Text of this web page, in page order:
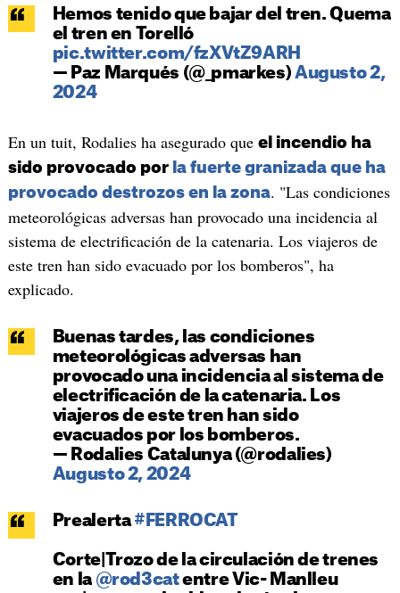
Hemos tenido que bajar del tren. Quema
el tren en Torelló
pic.twitter.com/fzXVtZ9ARH
— Paz Marqués (@_pmarkes) Augusto 2,
2024
En un tuit, Rodalies ha asegurado que el incendio ha
sido provocado por la fuerte granizada que ha
provocado destrozos en la zona. "Las condiciones
meteorológicas adversas han provocado una incidencia al
sistema de electrificación de la catenaria. Los viajeros de
este tren han sido evacuado por los bomberos", ha
explicado.
Buenas tardes, las condiciones
meteorológicas adversas han
provocado una incidencia al sistema de
electrificación de la catenaria. Los
viajeros de este tren han sido
evacuados por los bomberos.
— Rodalies Catalunya (@rodalies)
Augusto 2, 2024
Prealerta #FERROCAT
Corte|Trozo de la circulación de trenes
en la @rod3catentre Vic- Manlleu